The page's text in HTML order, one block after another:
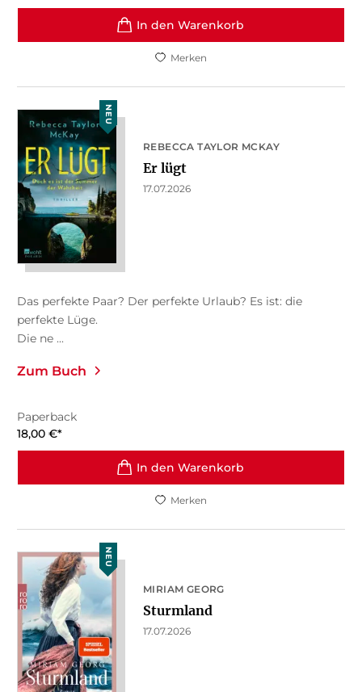
In den Warenkorb
Merken
NEU
REBECCA TAYLOR MCKAY
Er lügt
17.07.2026
Das perfekte Paar? Der perfekte Urlaub? Es ist: die
perfekte Lüge.
Die ne ...
Zum Buch
Paperback
18,00 €*
In den Warenkorb
Merken
NEU
MIRIAM GEORG
Sturmland
17.07.2026